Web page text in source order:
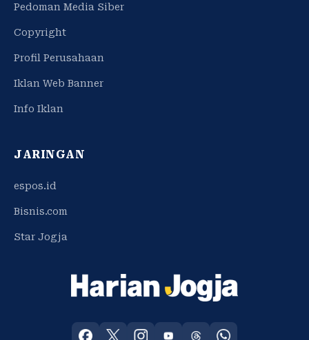
Pedoman Media Siber
Copyright
Profil Perusahaan
Iklan Web Banner
Info Iklan
JARINGAN
espos.id
Bisnis.com
Star Jogja